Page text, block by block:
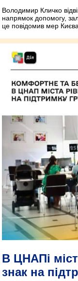
Володимир Кличко
напрямок допомогу,
це повідомив мер Києва
В ЦНАПі
знак на